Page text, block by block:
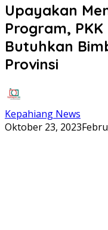
Upayakan
Program,
Butuhkan
Provinsi
Kepahiang News
Oktober 23, 2023